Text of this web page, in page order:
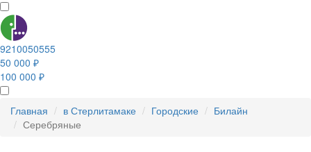
9210050555
50 000 ₽
100 000 ₽
Главная в Стерлитамаке Городские
Билайн
Серебряные